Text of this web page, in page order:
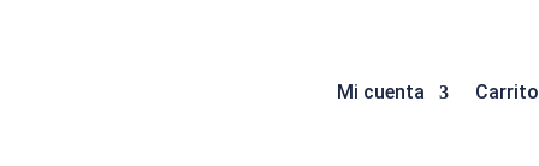
Mi cuenta Carrito